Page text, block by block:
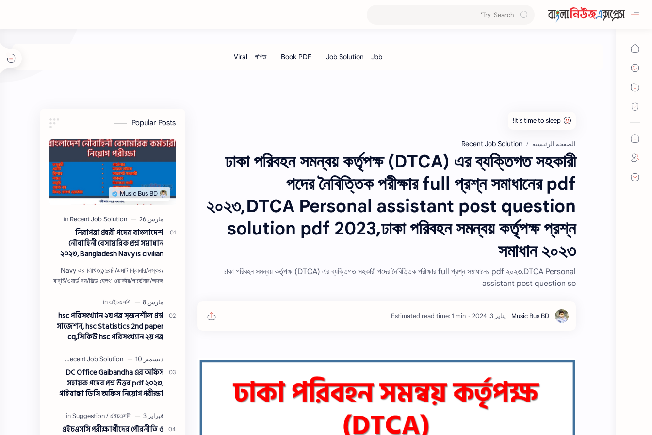
الصفحة الرئيسية Recent Job Solution
ঢাকা পরিবহন সমন্বয় কর্তৃপক্ষ (DTCA) এর ব্যক্তিগত সহকারী
পদের নৈবিত্তিক পরীক্ষার full প্রশ্ন সমাধানের pdf
২০২৩,DTCA Personal assistant post question
solution pdf 2023,ঢাকা পরিবহন সমন্বয় কর্তৃপক্ষ প্রশ্ন
সমাধান ২০২৩
ঢাকা পরিবহন সমন্বয় কর্তৃপক্ষ (DTCA) এর ব্যক্তিগত সহকারী পদের নৈবিত্তিক পরীক্ষার full প্রশ্ন সমাধানের pdf ২০২৩,DTCA Personal
assistant post question so
Estimated read time: 1 min
Popular Posts
নিরাপত্তা প্রহরী পদের বাংলাদেশ
নৌবাহিনী বেসামরিক প্রশ্ন সমাধান
২০২৩, Bangladesh Navy is civilian
Security guard post job exam
question solution 2023
Navy এর লিখিততন্দুরচী/এমটি ক্লিনার/লস্কর/
বাবুর্চি/ওয়ার্ড বয়/ফিল্ড হেলথ ওয়ার্কার/গার্ডেনার/অদক্ষ
ওয়াসারম্যা…
hsc পরিসংখ্যান ২য় পত্র সৃজনশীল প্রশ্ন
সাজেশন, hsc Statistics 2nd paper
cq,সিকিউ hsc পরিসংখ্যান ২য় পত্র
DC Office Gaibandha এর অফিস
সহায়ক পদের প্রশ্ন উত্তর pdf ২০২৩,
গাইবান্ধা ডিসি অফিস নিয়োগ পরীক্ষা
২০২৩
এইচএসসি পরীক্ষার্থীদের পৌরনীতি ও